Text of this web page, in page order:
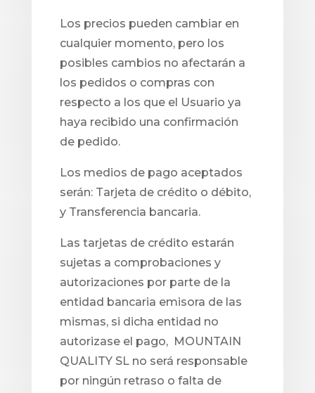
Los precios pueden cambiar en
cualquier momento, pero los
posibles cambios no afectarán a
los pedidos o compras con
respecto a los que el Usuario ya
haya recibido una confirmación
de pedido.
Los medios de pago aceptados
serán: Tarjeta de crédito o débito,
y Transferencia bancaria.
Las tarjetas de crédito estarán
sujetas a comprobaciones y
autorizaciones por parte de la
entidad bancaria emisora de las
mismas, si dicha entidad no
autorizase el pago, MOUNTAIN
QUALITY SL no será responsable
por ningún retraso o falta de